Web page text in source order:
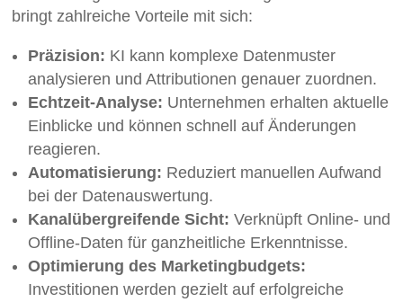
bringt zahlreiche Vorteile mit sich:
Präzision: KI kann komplexe Datenmuster
analysieren und Attributionen genauer zuordnen.
Echtzeit-Analyse: Unternehmen erhalten aktuelle
Einblicke und können schnell auf Änderungen
reagieren.
Automatisierung: Reduziert manuellen Aufwand
bei der Datenauswertung.
Kanalübergreifende Sicht: Verknüpft Online- und
Offline-Daten für ganzheitliche Erkenntnisse.
Optimierung des Marketingbudgets:
Investitionen werden gezielt auf erfolgreiche